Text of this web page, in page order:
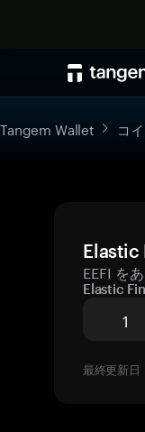
Tangem Wallet コ
Elastic
EEFI を
Elastic
最終更新日